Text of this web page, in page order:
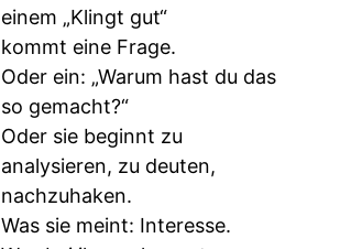
einem „Klingt gut“
kommt eine Frage.
Oder ein: „Warum hast du das
so gemacht?“
Oder sie beginnt zu
analysieren, zu deuten,
nachzuhaken.
Was sie meint: Interesse.